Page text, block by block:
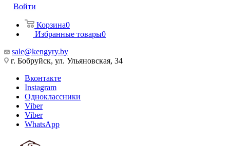
Войти
Корзина0
Избранные товары0
sale@kengyry.by
г. Бобруйск, ул. Ульяновская, 34
Вконтакте
Instagram
Одноклассники
Viber
Viber
WhatsApp